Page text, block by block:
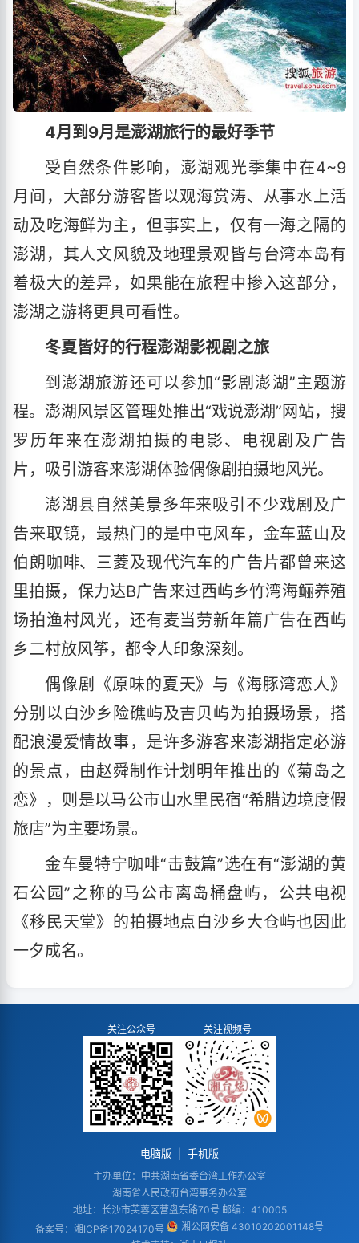
4月到9月是澎湖旅行的最好季节
受自然条件影响，澎湖观光季集中在4~9
月间，大部分游客皆以观海赏涛、从事水上活
动及吃海鲜为主，但事实上，仅有一海之隔的
澎湖，其人文风貌及地理景观皆与台湾本岛有
着极大的差异，如果能在旅程中掺入这部分，
澎湖之游将更具可看性。
冬夏皆好的行程澎湖影视剧之旅
到澎湖旅游还可以参加“影剧澎湖”主题游
程。澎湖风景区管理处推出“戏说澎湖”网站，搜
罗历年来在澎湖拍摄的电影、电视剧及广告
片，吸引游客来澎湖体验偶像剧拍摄地风光。
澎湖县自然美景多年来吸引不少戏剧及广
告来取镜，最热门的是中屯风车，金车蓝山及
伯朗咖啡、三菱及现代汽车的广告片都曾来这
里拍摄，保力达B广告来过西屿乡竹湾海鲡养殖
场拍渔村风光，还有麦当劳新年篇广告在西屿
乡二村放风筝，都令人印象深刻。
偶像剧《原味的夏天》与《海豚湾恋人》
分别以白沙乡险礁屿及吉贝屿为拍摄场景，搭
配浪漫爱情故事，是许多游客来澎湖指定必游
的景点，由赵舜制作计划明年推出的《菊岛之
恋》，则是以马公市山水里民宿“希腊边境度假
旅店”为主要场景。
金车曼特宁咖啡“击鼓篇”选在有“澎湖的黄
石公园”之称的马公市离岛桶盘屿，公共电视
《移民天堂》的拍摄地点白沙乡大仓屿也因此
一夕成名。
关注公众号 关注视频号
电脑版 手机版
主办单位：中共湖南省委台湾工作办公室
湖南省人民政府台湾事务办公室
地址：长沙市芙蓉区营盘东路70号 邮编：410005
备案号： 湘ICP备17024170号
湘公网安备 43010202001148号